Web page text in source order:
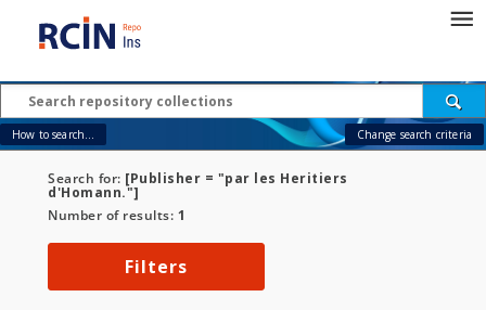
How to search... Change search criteria
Search for: [Publisher = "par les Heritiers
d'Homann."]
Number of results: 1
Filters